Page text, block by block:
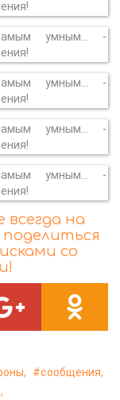
всегда на
со
сообщения,